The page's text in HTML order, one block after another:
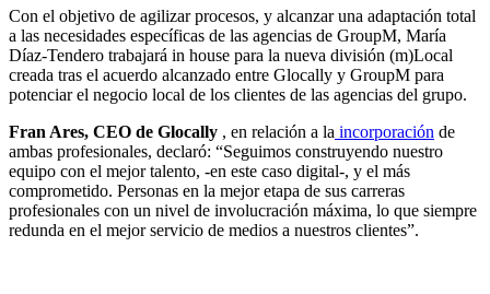
Con el objetivo de agilizar procesos, y alcanzar una adaptación total
a las necesidades específicas de las agencias de GroupM, María
Díaz-Tendero trabajará in house para la nueva división (m)Local
creada tras el acuerdo alcanzado entre Glocally y GroupM para
potenciar el negocio local de los clientes de las agencias del grupo.
Fran Ares, CEO de Glocally , en relación a la incorporación de
ambas profesionales, declaró: “Seguimos construyendo nuestro
equipo con el mejor talento, -en este caso digital-, y el más
comprometido. Personas en la mejor etapa de sus carreras
profesionales con un nivel de involucración máxima, lo que siempre
redunda en el mejor servicio de medios a nuestros clientes”.